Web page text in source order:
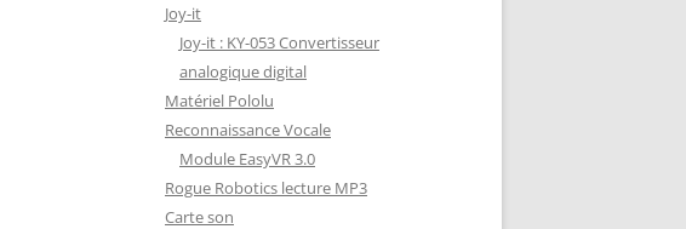
Joy-it
Joy-it : KY-053 Convertisseur
analogique digital
Matériel Pololu
Reconnaissance Vocale
Module EasyVR 3.0
Rogue Robotics lecture MP3
Carte son